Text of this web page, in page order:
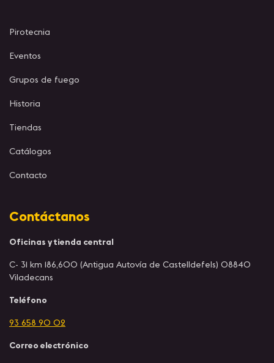
Pirotecnia
Eventos
Grupos de fuego
Historia
Tiendas
Catálogos
Contacto
Contáctanos
Oficinas y tienda central
C- 31 km 186,600 (Antigua Autovía de Castelldefels) 08840
Viladecans
Teléfono
93 658 90 02
Correo electrónico